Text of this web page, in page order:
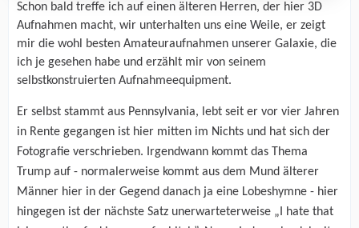
Schon bald treffe ich auf einen älteren Herren, der hier 3D
Aufnahmen macht, wir unterhalten uns eine Weile, er zeigt
mir die wohl besten Amateuraufnahmen unserer Galaxie, die
ich je gesehen habe und erzählt mir von seinem
selbstkonstruierten Aufnahmeequipment.
Er selbst stammt aus Pennsylvania, lebt seit er vor vier Jahren
in Rente gegangen ist hier mitten im Nichts und hat sich der
Fotografie verschrieben. Irgendwann kommt das Thema
Trump auf - normalerweise kommt aus dem Mund älterer
Männer hier in der Gegend danach ja eine Lobeshymne - hier
hingegen ist der nächste Satz unerwarteterweise „I hate that